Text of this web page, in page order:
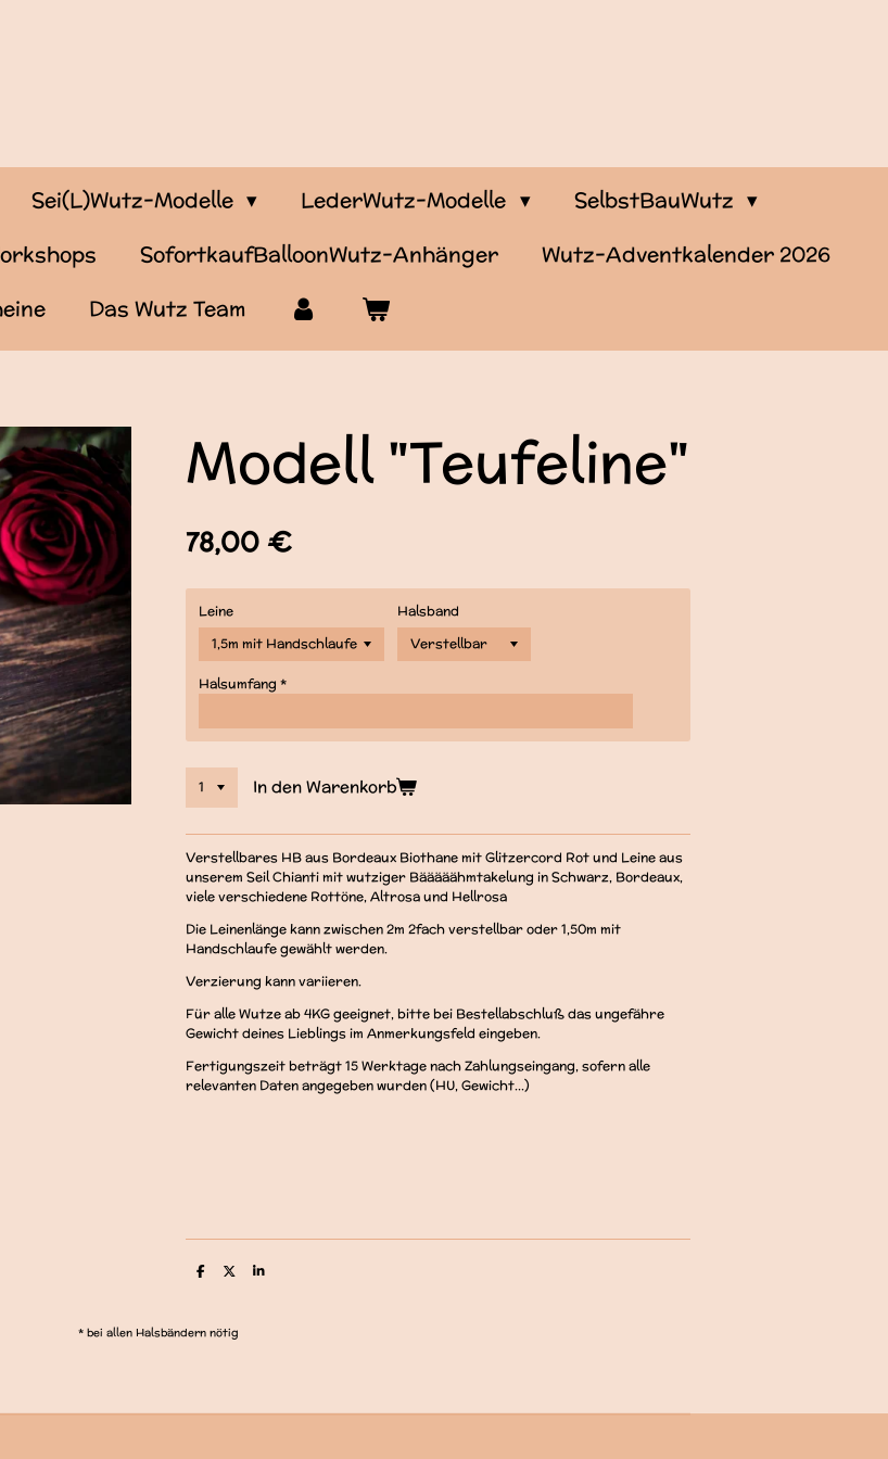
Sei(L)Wutz-Modelle LederWutz-Modelle
SelbstBauWutz
SofortkaufBalloonWutz-Anhänger
Wutz-Adventkalender 2026
Das Wutz Team
Modell "Teufeline"
78,00 €
Leine Halsband
Halsumfang *
In den Warenkorb
Verstellbares HB aus Bordeaux Biothane mit Glitzercord Rot und Leine aus
unserem Seil Chianti mit wutziger Bääääähmtakelung in Schwarz, Bordeaux,
viele verschiedene Rottöne, Altrosa und Hellrosa
Die Leinenlänge kann zwischen 2m 2fach verstellbar oder 1,50m mit
Handschlaufe gewählt werden.
Verzierung kann variieren.
Für alle Wutze ab 4KG geeignet, bitte bei Bestellabschluß das ungefähre
Gewicht deines Lieblings im Anmerkungsfeld eingeben.
Fertigungszeit beträgt 15 Werktage nach Zahlungseingang, sofern alle
relevanten Daten angegeben wurden (HU, Gewicht...)
T
e
n
T
e
n
T
* bei allen Halsbändern nötig